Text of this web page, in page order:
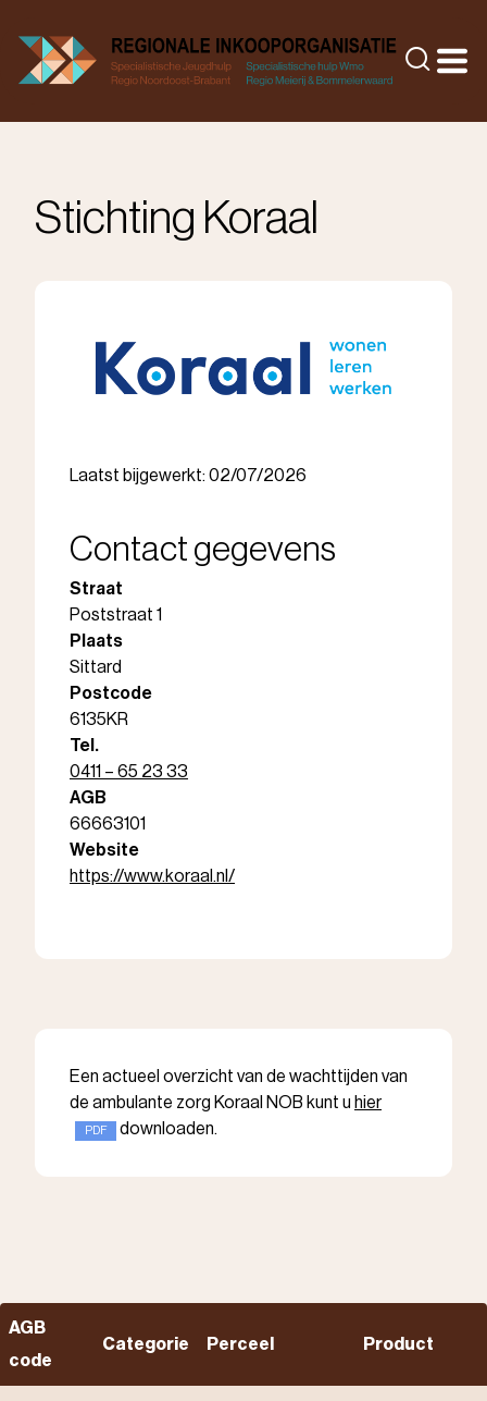
naar
inhoud
Stichting Koraal
Laatst bijgewerkt: 02/07/2026
Contact gegevens
Straat
Poststraat 1
Plaats
Sittard
Postcode
6135KR
Tel.
0411 – 65 23 33
AGB
66663101
Website
https://www.koraal.nl/
Een actueel overzicht van de wachttijden van
de ambulante zorg Koraal NOB kunt u hier
downloaden.
AGB
code
Categorie Perceel Product